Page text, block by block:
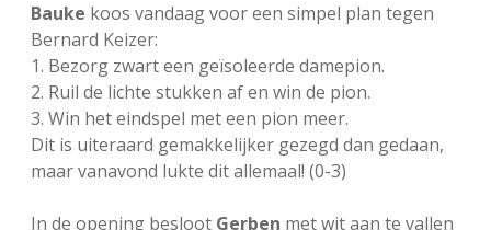
Bauke koos vandaag voor een simpel plan tegen
Bernard Keizer:
1. Bezorg zwart een geïsoleerde damepion.
2. Ruil de lichte stukken af en win de pion.
3. Win het eindspel met een pion meer.
Dit is uiteraard gemakkelijker gezegd dan gedaan,
maar vanavond lukte dit allemaal! (0-3)
In de opening besloot Gerben met wit aan te vallen